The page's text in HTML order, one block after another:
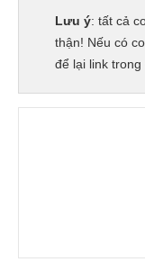
Lưu ý: tất cả
thận! Nếu có
để lại link trong